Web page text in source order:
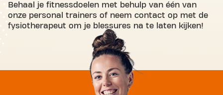
Behaal je fitnessdoelen met behulp van één van
onze personal trainers of neem contact op met de
fysiotherapeut om je blessures na te laten kijken!